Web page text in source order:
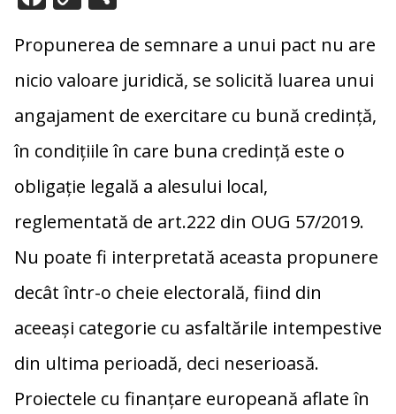
e
b
o
o
k
p
y
Li
n
k
ta
je
az
ă
Propunerea de semnare a unui pact nu are
nicio valoare juridică, se solicită luarea unui
angajament de exercitare cu bună credință,
în condițiile în care buna credință este o
obligație legală a alesului local,
reglementată de art.222 din OUG 57/2019.
Nu poate fi interpretată aceasta propunere
decât într-o cheie electorală, fiind din
aceeaşi categorie cu asfaltările intempestive
din ultima perioadă, deci neserioasă.
Proiectele cu finanţare europeană aflate în